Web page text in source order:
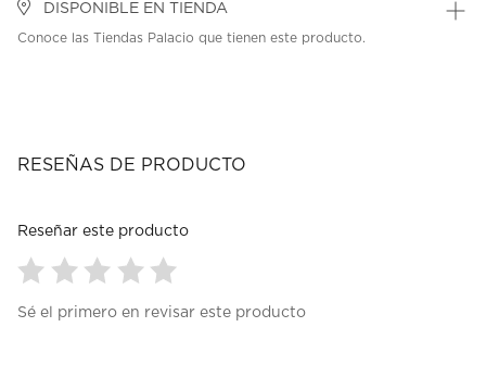
DISPONIBLE EN TIENDA
Conoce las Tiendas Palacio que tienen este producto.
RESEÑAS DE PRODUCTO
Reseñar este producto
paraparaparaparapara
Sé el primero en revisar este producto